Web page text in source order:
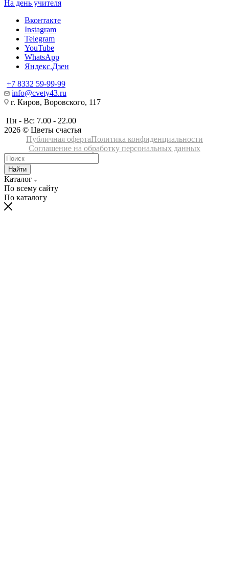
На день учителя
Вконтакте
Instagram
Telegram
YouTube
WhatsApp
Яндекс.Дзен
+7 8332 59-99-99
info@cvety43.ru
г. Киров, Воровского, 117
Пн - Вс: 7.00 - 22.00
2026 © Цветы счастья
Публичная офертаПолитика конфиденциальности
Соглашение на обработку персональных данных
Найти
Каталог
По всему сайту
По каталогу